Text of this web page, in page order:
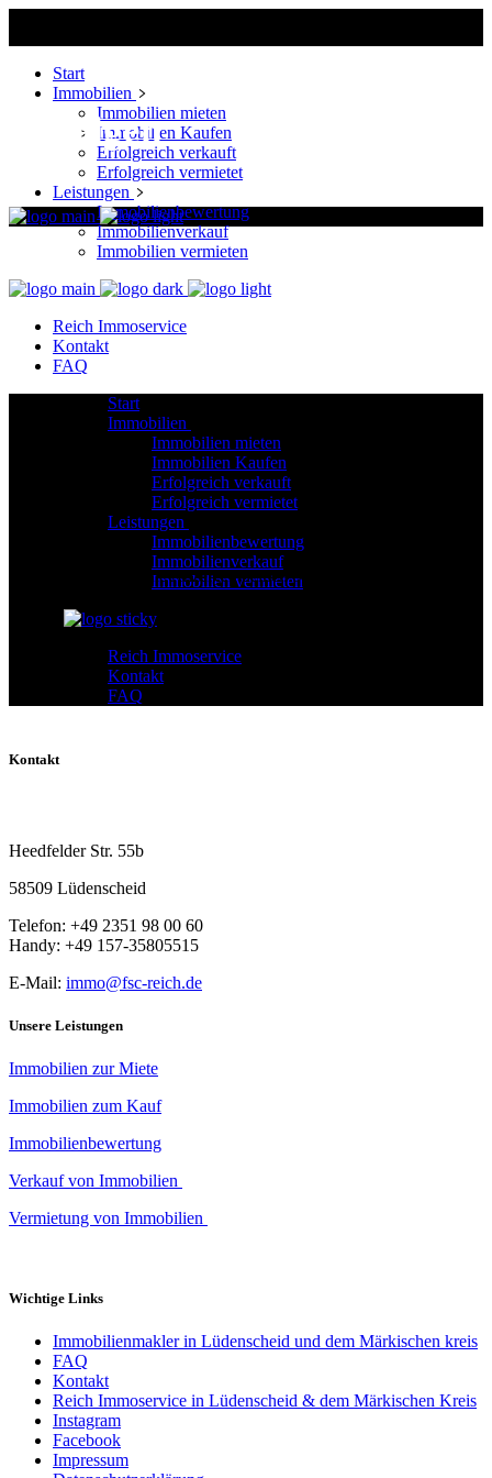
Start
Immobilien
Immobilien mieten
Immobilien Kaufen
Erfolgreich verkauft
Erfolgreich vermietet
Leistungen
Immobilienbewertung
Immobilienverkauf
Immobilien vermieten
Reich Immoservice
Kontakt
FAQ
Start
Immobilien
Immobilien mieten
Immobilien Kaufen
Erfolgreich verkauft
Erfolgreich vermietet
Leistungen
Immobilienbewertung
Immobilienverkauf
Immobilien vermieten
Reich Immoservice
Kontakt
FAQ
Anzeigen
Leider entspricht keine Anzeigen deinen Suchkriterien.
Kontakt
Heedfelder Str. 55b
58509 Lüdenscheid
Telefon: +49 2351 98 00 60
Handy: +49 157-35805515
E-Mail: immo@fsc-reich.de
Unsere Leistungen
Immobilien zur Miete
Immobilien zum Kauf
Immobilienbewertung
Verkauf von Immobilien
Vermietung von Immobilien
Wichtige Links
Immobilienmakler in Lüdenscheid und dem Märkischen kreis
FAQ
Kontakt
Reich Immoservice in Lüdenscheid & dem Märkischen Kreis
Instagram
Facebook
Impressum